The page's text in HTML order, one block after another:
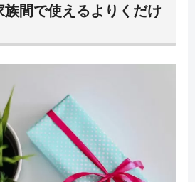
間で使えるよりくだけ